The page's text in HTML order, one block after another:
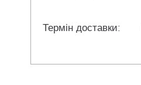
Термін доставки: